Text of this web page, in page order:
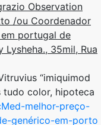
Observation
/ou Coordenador
portugal de
35mil, Rua
“imiquimod
tudo color, hipoteca
melhor-preço-
genérico-em-porto